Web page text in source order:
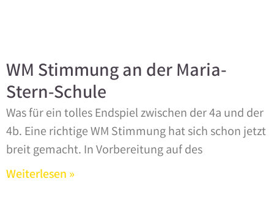
WM Stimmung an der Maria-
Stern-Schule
Was für ein tolles Endspiel zwischen der 4a und der
4b. Eine richtige WM Stimmung hat sich schon jetzt
breit gemacht. In Vorbereitung auf des
Weiterlesen »